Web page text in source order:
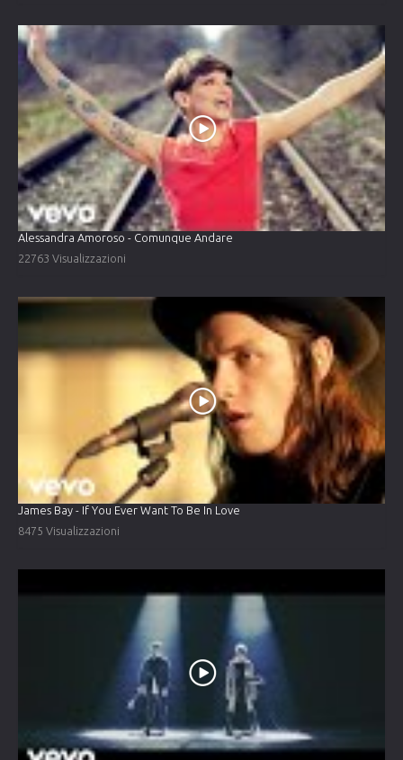
Alessandra Amoroso - Comunque Andare
22763 Visualizzazioni
James Bay - If You Ever Want To Be In Love
8475 Visualizzazioni